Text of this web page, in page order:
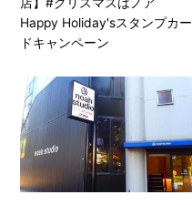
Happy Holiday'sスタンプカー
ドキャンペーン